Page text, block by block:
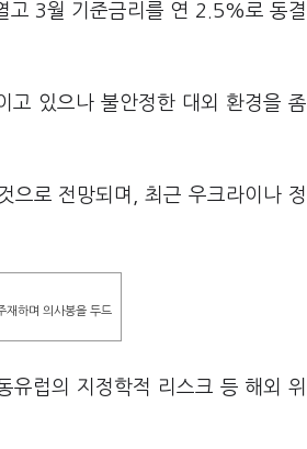
고 3월 기준금리를 연 2.5%로 동결
고 있으나 불안정한 대외 환경을 좀
으로 전망되며, 최근 우크라이나 정
재하며 의사봉을 두드
유럽의 지정학적 리스크 등 해외 위